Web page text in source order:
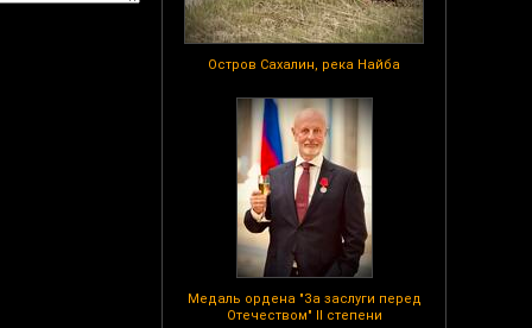
Остров Сахалин, река Найба
Медаль ордена "За заслуги перед
Отечеством" II степени